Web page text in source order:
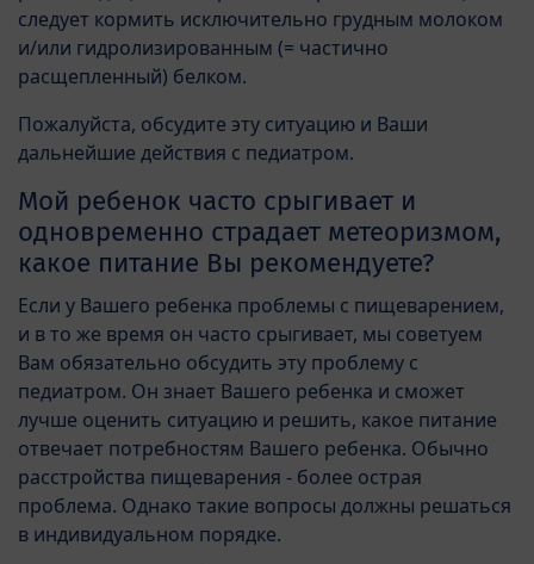
следует кормить исключительно грудным молоком
и/или гидролизированным (= частично
расщепленный) белком.
Пожалуйста, обсудите эту ситуацию и Ваши
дальнейшие действия с педиатром.
Мой ребенок часто срыгивает и
одновременно страдает метеоризмом,
какое питание Вы рекомендуете?
Если у Вашего ребенка проблемы с пищеварением,
и в то же время он часто срыгивает, мы советуем
Вам обязательно обсудить эту проблему с
педиатром. Он знает Вашего ребенка и сможет
лучше оценить ситуацию и решить, какое питание
отвечает потребностям Вашего ребенка. Обычно
расстройства пищеварения - более острая
проблема. Однако такие вопросы должны решаться
в индивидуальном порядке.